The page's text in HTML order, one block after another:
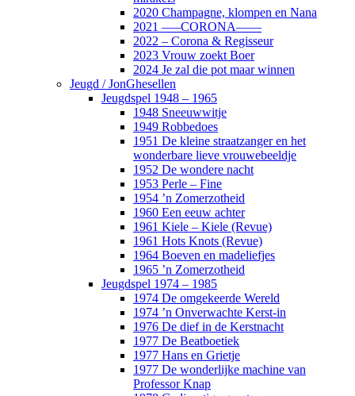
2020 Champagne, klompen en Nana
2021 —–CORONA——
2022 – Corona & Regisseur
2023 Vrouw zoekt Boer
2024 Je zal die pot maar winnen
Jeugd / JonGhesellen
Jeugdspel 1948 – 1965
1948 Sneeuwwitje
1949 Robbedoes
1951 De kleine straatzanger en het
wonderbare lieve vrouwebeeldje
1952 De wondere nacht
1953 Perle – Fine
1954 ’n Zomerzotheid
1960 Een eeuw achter
1961 Kiele – Kiele (Revue)
1961 Hots Knots (Revue)
1964 Boeven en madeliefjes
1965 ’n Zomerzotheid
Jeugdspel 1974 – 1985
1974 De omgekeerde Wereld
1974 ’n Onverwachte Kerst-in
1976 De dief in de Kerstnacht
1977 De Beatboetiek
1977 Hans en Grietje
1977 De wonderlijke machine van
Professor Knap